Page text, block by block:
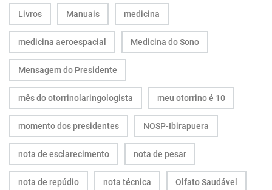
Livros Manuais medicina
medicina aeroespacial Medicina do Sono
Mensagem do Presidente
mês do otorrinolaringologista meu otorrino é 10
momento dos presidentes NOSP-Ibirapuera
nota de esclarecimento nota de pesar
nota de repúdio nota técnica Olfato Saudável